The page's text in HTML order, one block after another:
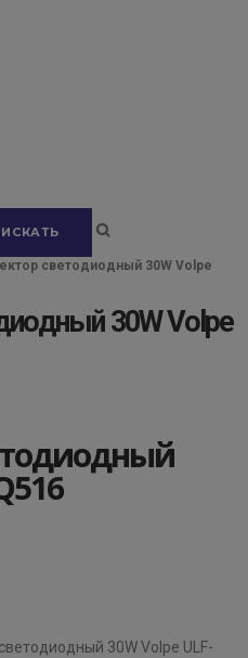
светодиодный 30W Volpe
30W Volpe
30W Volpe ULF-